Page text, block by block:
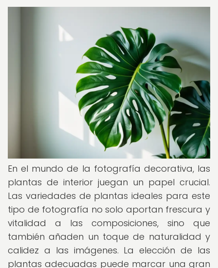
En el mundo de la fotografía decorativa, las
plantas de interior juegan un papel crucial.
Las variedades de plantas ideales para este
tipo de fotografía no solo aportan frescura y
vitalidad a las composiciones, sino que
también añaden un toque de naturalidad y
calidez a las imágenes. La elección de las
plantas adecuadas puede marcar una gran